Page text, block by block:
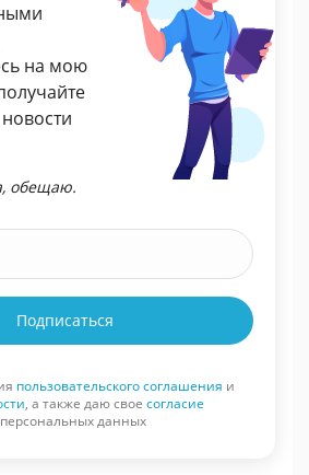
на мою
обещаю.
Подписаться
пользовательского соглашения и
, а также даю свое согласие
данных